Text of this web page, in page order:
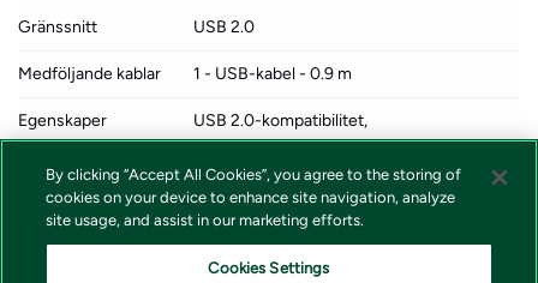
Gränssnitt USB 2.0
Medföljande kablar 1 - USB-kabel - 0.9 m
Egenskaper
USB 2.0-kompatibilitet,
Ansiktsigenkänning, 720p HD-videosamtal,
Logitech Fluid Crystal-teknologi, 1080 p
Full HD-filminspelning
Tillverkarens garanti 2 års garanti
By clicking “Accept All Cookies”, you agree to the storing of
cookies on your device to enhance site navigation, analyze
site usage, and assist in our marketing efforts.
Cookies Settings